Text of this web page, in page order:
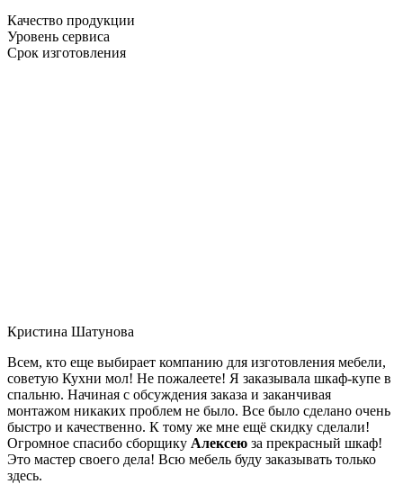
Качество продукции
Уровень сервиса
Срок изготовления
Кристина Шатунова
Всем, кто еще выбирает компанию для изготовления мебели,
советую Кухни мол! Не пожалеете! Я заказывала шкаф-купе в
спальню. Начиная с обсуждения заказа и заканчивая
монтажом никаких проблем не было. Все было сделано очень
быстро и качественно. К тому же мне ещё скидку сделали!
Огромное спасибо сборщику Алексею за прекрасный шкаф!
Это мастер своего дела! Всю мебель буду заказывать только
здесь.